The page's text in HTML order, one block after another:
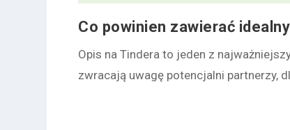
Co powinien zawierać
Opis na Tindera to jeden z
zwracają uwagę potencjalni partnerzy,